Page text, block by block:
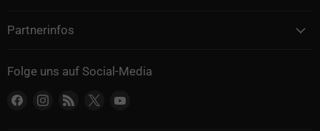
Partnerinfos
Folge uns auf Social-Media
Finden Sie uns auf Facebook
Finden Sie uns auf Instagram
Finden Sie uns auf RSS
Finden Sie uns auf X